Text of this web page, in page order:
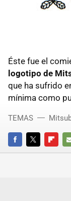
Éste fue el
logotipo de
que ha sufrido
mínima como
FACEBOOKTWITTER
TEMAS